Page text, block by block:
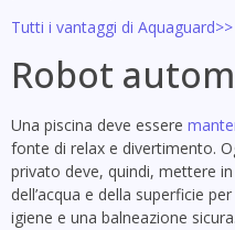
Tutti i vantaggi di Aquaguard>>
Robot
Una piscina deve essere
fonte di relax e divertimento.
privato deve, quindi, mettere
dell’acqua e della superficie
igiene e una balneazione sicura.